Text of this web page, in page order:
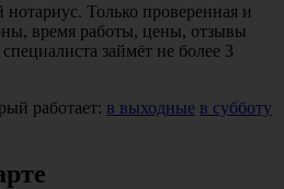
Только проверенная и
время работы, цены, отзывы
займёт не более 3
работает: в выходные в субботу